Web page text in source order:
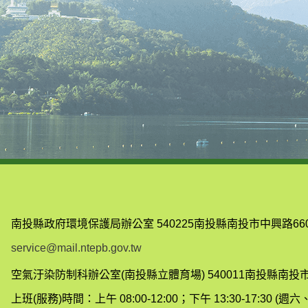
南投縣政府環境保護局辦公室 540225南投縣南投市中興路
service@mail.ntepb.gov.tw
空氣汙染防制科辦公室(南投縣立體育場) 540011南投縣南投
上班(服務)時間：上午 08:00-12:00；下午 13:30-17:30 (週六